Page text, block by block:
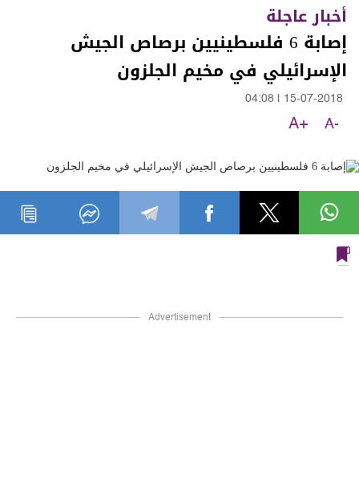
أخبار عاجلة
إصابة 6 فلسطينيين برصاص الجيش
الإسرائيلي في مخيم الجلزون
15-07-2018
04:08
A-
A+
Advertisement